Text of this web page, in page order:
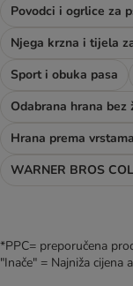
Povodci i ogrlice za
Njega krzna i tijela
Sport i obuka pasa
Odabrana hrana bez
Hrana prema
WARNER BROS
*PPC= preporučena
"Inače" = Najniža cijena